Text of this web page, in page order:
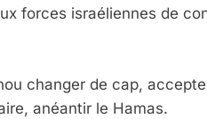
forces israéliennes de
changer de cap,
anéantir le Hamas.